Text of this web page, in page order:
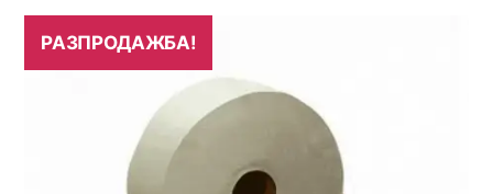
РАЗПРОДАЖБА!